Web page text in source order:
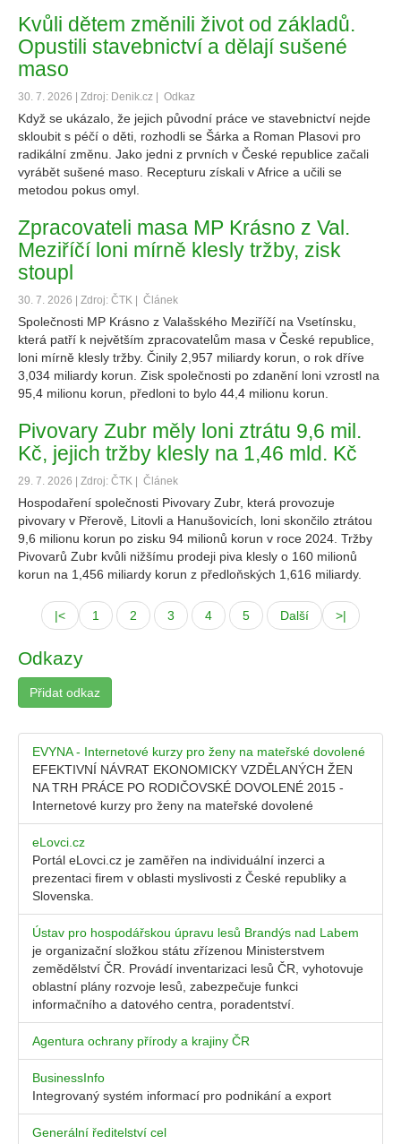
Kvůli dětem změnili život od základů.
Opustili stavebnictví a dělají sušené
maso
30. 7. 2026 | Zdroj: Denik.cz | Odkaz
Když se ukázalo, že jejich původní práce ve stavebnictví nejde
skloubit s péčí o děti, rozhodli se Šárka a Roman Plasovi pro
radikální změnu. Jako jedni z prvních v České republice začali
vyrábět sušené maso. Recepturu získali v Africe a učili se
metodou pokus omyl.
Zpracovateli masa MP Krásno z Val.
Meziříčí loni mírně klesly tržby, zisk
stoupl
30. 7. 2026 | Zdroj: ČTK | Článek
Společnosti MP Krásno z Valašského Meziříčí na Vsetínsku,
která patří k největším zpracovatelům masa v České republice,
loni mírně klesly tržby. Činily 2,957 miliardy korun, o rok dříve
3,034 miliardy korun. Zisk společnosti po zdanění loni vzrostl na
95,4 milionu korun, předloni to bylo 44,4 milionu korun.
Pivovary Zubr měly loni ztrátu 9,6 mil.
Kč, jejich tržby klesly na 1,46 mld. Kč
29. 7. 2026 | Zdroj: ČTK | Článek
Hospodaření společnosti Pivovary Zubr, která provozuje
pivovary v Přerově, Litovli a Hanušovicích, loni skončilo ztrátou
9,6 milionu korun po zisku 94 milionů korun v roce 2024. Tržby
Pivovarů Zubr kvůli nižšímu prodeji piva klesly o 160 milionů
korun na 1,456 miliardy korun z předloňských 1,616 miliardy.
|< 1 2 3 4 5 Další >|
Odkazy
Přidat odkaz
EVYNA - Internetové kurzy pro ženy na mateřské dovolené
EFEKTIVNÍ NÁVRAT EKONOMICKY VZDĚLANÝCH ŽEN
NA TRH PRÁCE PO RODIČOVSKÉ DOVOLENÉ 2015 -
Internetové kurzy pro ženy na mateřské dovolené
eLovci.cz
Portál eLovci.cz je zaměřen na individuální inzerci a
prezentaci firem v oblasti myslivosti z České republiky a
Slovenska.
Ústav pro hospodářskou úpravu lesů Brandýs nad Labem
je organizační složkou státu zřízenou Ministerstvem
zemědělství ČR. Provádí inventarizaci lesů ČR, vyhotovuje
oblastní plány rozvoje lesů, zabezpečuje funkci
informačního a datového centra, poradentství.
Agentura ochrany přírody a krajiny ČR
BusinessInfo
Integrovaný systém informací pro podnikání a export
Generální ředitelství cel